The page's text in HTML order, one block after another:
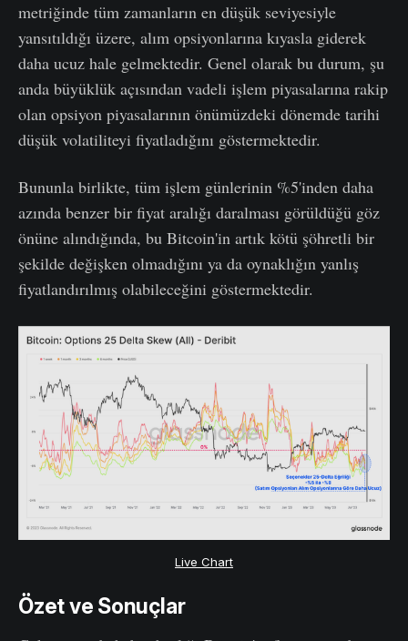
metriğinde tüm zamanların en düşük seviyesiyle
yansıtıldığı üzere, alım opsiyonlarına kıyasla giderek
daha ucuz hale gelmektedir. Genel olarak bu durum, şu
anda büyüklük açısından vadeli işlem piyasalarına rakip
olan opsiyon piyasalarının önümüzdeki dönemde tarihi
düşük volatiliteyi fiyatladığını göstermektedir.
Bununla birlikte, tüm işlem günlerinin %5'inden daha
azında benzer bir fiyat aralığı daralması görüldüğü göz
önüne alındığında, bu Bitcoin'in artık kötü şöhretli bir
şekilde değişken olmadığını ya da oynaklığın yanlış
fiyatlandırılmış olabileceğini göstermektedir.
Live Chart
Özet ve Sonuçlar